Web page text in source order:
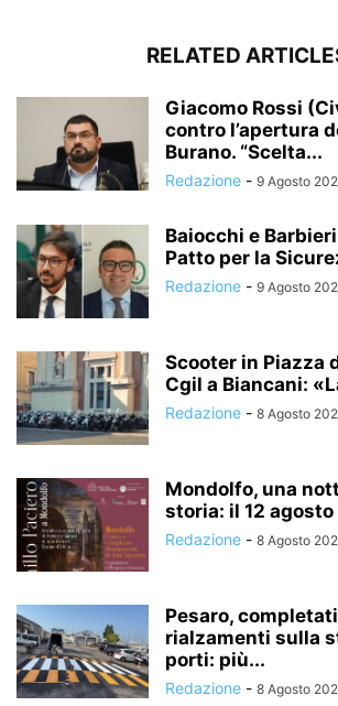
RELATED
Giacomo Rossi
contro l’apertura
Burano. “Scelta...
Redazione - 9 Agosto
Baiocchi e
Patto per la
Redazione - 9 Agosto
Scooter in Piazza
Cgil a Biancani:
Redazione - 8 Agosto
Mondolfo, una
storia: il 12
Redazione - 8 Agosto
Pesaro,
rialzamenti sulla
porti: più...
Redazione - 8 Agosto